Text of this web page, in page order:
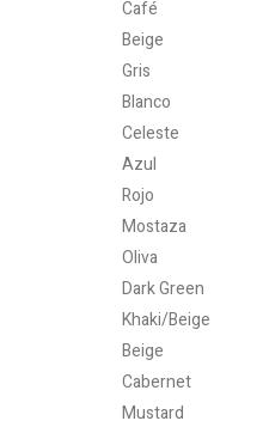
Café
Beige
Gris
Blanco
Celeste
Azul
Rojo
Mostaza
Oliva
Dark Green
Khaki/Beige
Beige
Cabernet
Mustard